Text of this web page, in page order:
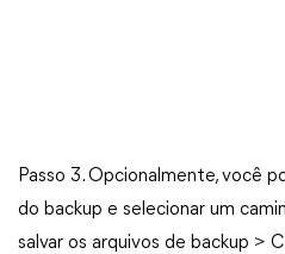
Passo 3. Opcionalmente, você
do backup e selecionar um
salvar os arquivos de backup >